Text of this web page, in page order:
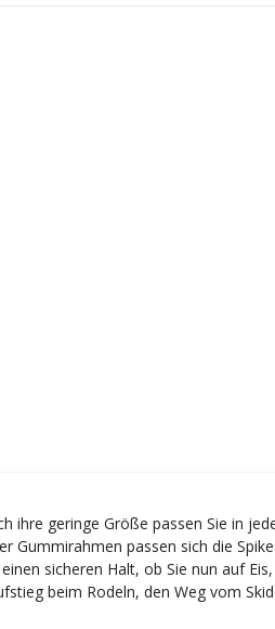
ihre geringe Größe passen Sie in
Gummirahmen passen sich die
sicheren Halt, ob Sie nun auf Eis,
beim Rodeln, den Weg vom